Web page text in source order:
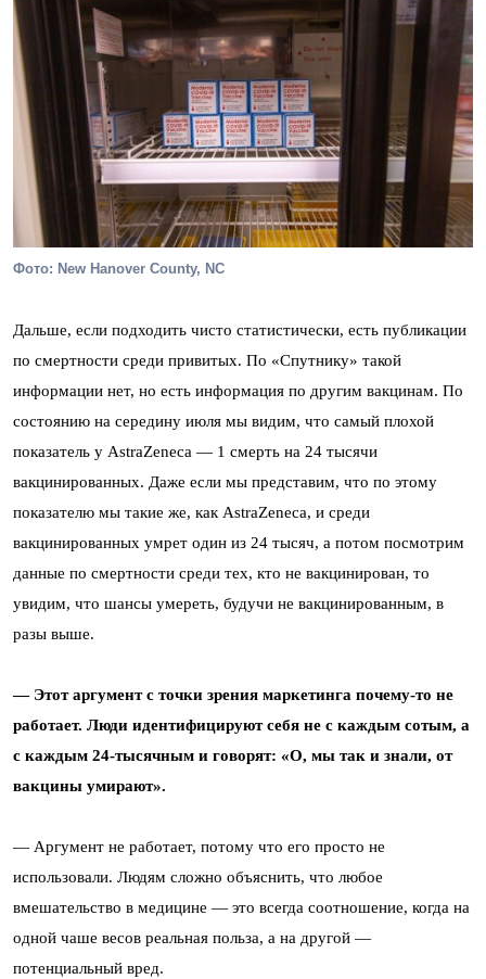
Фото: New Hanover County, NC
Дальше, если подходить чисто статистически, есть публикации
по смертности среди привитых. По «Спутнику» такой
информации нет, но есть информация по другим вакцинам. По
состоянию на середину июля мы видим, что самый плохой
показатель у AstraZeneca — 1 смерть на 24 тысячи
вакцинированных. Даже если мы представим, что по этому
показателю мы такие же, как AstraZeneca, и среди
вакцинированных умрет один из 24 тысяч, а потом посмотрим
данные по смертности среди тех, кто не вакцинирован, то
увидим, что шансы умереть, будучи не вакцинированным, в
разы выше.
— Этот аргумент с точки зрения маркетинга почему-то не
работает. Люди идентифицируют себя не с каждым сотым, а
с каждым 24-тысячным и говорят: «О, мы так и знали, от
вакцины умирают».
— Аргумент не работает, потому что его просто не
использовали. Людям сложно объяснить, что любое
вмешательство в медицине — это всегда соотношение, когда на
одной чаше весов реальная польза, а на другой —
потенциальный вред.